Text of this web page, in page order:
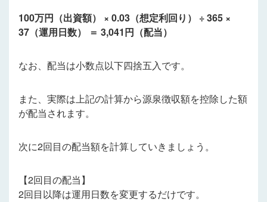
100万円（出資額） × 0.03（想定利回り） ÷ 365 ×
37（運用日数） ＝ 3,041円（配当）
なお、配当は小数点以下四捨五入です。
また、実際は上記の計算から源泉徴収額を控除した額
が配当されます。
次に2回目の配当額を計算していきましょう。
【2回目の配当】
2回目以降は運用日数を変更するだけです。